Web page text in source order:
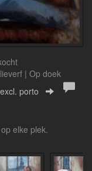
| Op doek
porto
elke plek.